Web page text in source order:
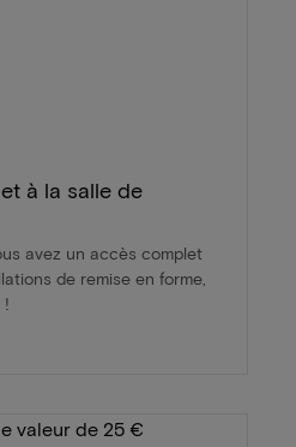
à la salle de
avez un accès complet
de remise en forme,
!